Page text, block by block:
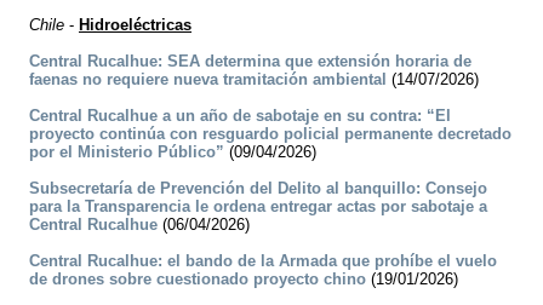
Chile - Hidroeléctricas
Central Rucalhue: SEA determina que extensión horaria de
faenas no requiere nueva tramitación ambiental (14/07/2026)
Central Rucalhue a un año de sabotaje en su contra: “El
proyecto continúa con resguardo policial permanente decretado
por el Ministerio Público” (09/04/2026)
Subsecretaría de Prevención del Delito al banquillo: Consejo
para la Transparencia le ordena entregar actas por sabotaje a
Central Rucalhue (06/04/2026)
Central Rucalhue: el bando de la Armada que prohíbe el vuelo
de drones sobre cuestionado proyecto chino (19/01/2026)